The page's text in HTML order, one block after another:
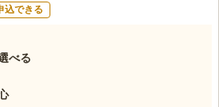
込できる
べる